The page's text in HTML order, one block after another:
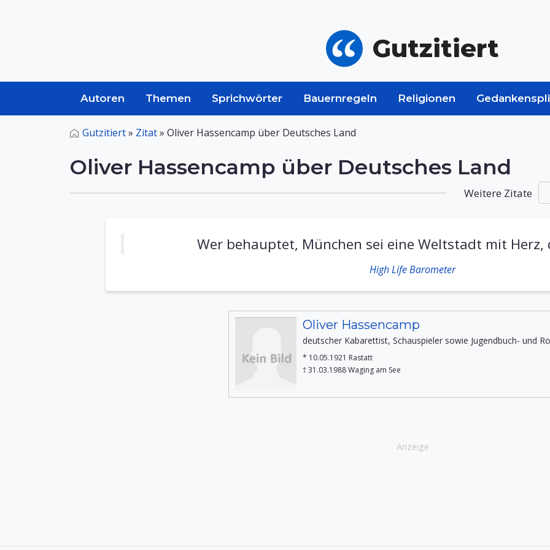
Gutzitiert
Autoren Themen Sprichwörter Bauernregeln Religionen
Gutzitiert» Zitat» Oliver Hassencamp über Deutsches Land
Oliver Hassencamp über Deutsches Land
Weitere Zitate
Wer behauptet, München sei eine Weltstadt mit Herz,
High Life Barometer
Oliver Hassencamp
deutscher Kabarettist, Schauspieler sowie Jugendbuch- und
* 10.05.1921 Rastatt
† 31.03.1988 Waging am See
Anzeige